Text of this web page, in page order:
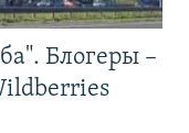
Блогеры –